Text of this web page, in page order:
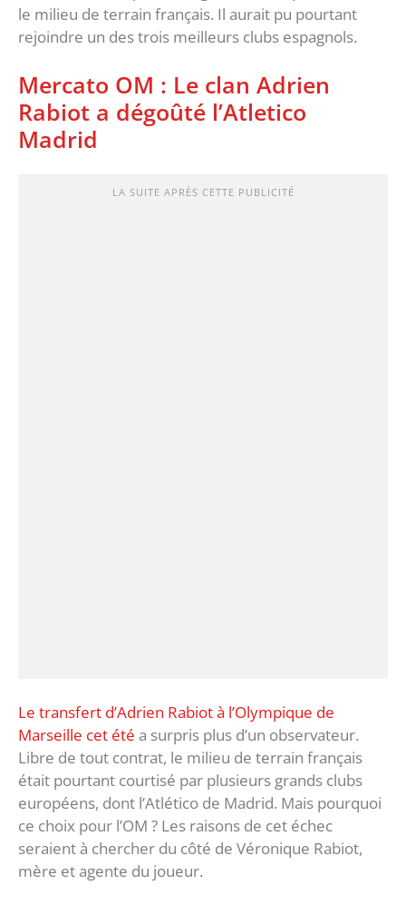
le milieu de terrain français. Il aurait pu pourtant
rejoindre un des trois meilleurs clubs espagnols.
Mercato OM : Le clan Adrien
Rabiot a dégoûté l’Atletico
Madrid
LA SUITE APRÈS CETTE PUBLICITÉ
Le transfert d’Adrien Rabiot à l’Olympique de
Marseille cet été a surpris plus d’un observateur.
Libre de tout contrat, le milieu de terrain français
était pourtant courtisé par plusieurs grands clubs
européens, dont l’Atlético de Madrid. Mais pourquoi
ce choix pour l’OM ? Les raisons de cet échec
seraient à chercher du côté de Véronique Rabiot,
mère et agente du joueur.